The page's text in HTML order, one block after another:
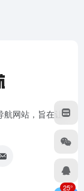
航网站，旨在让
25°